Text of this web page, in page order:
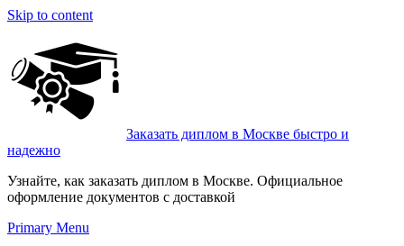
Skip to content
Заказать диплом в Москве быстро и
надежно
Узнайте, как заказать диплом в Москве. Официальное
оформление документов с доставкой
Primary Menu